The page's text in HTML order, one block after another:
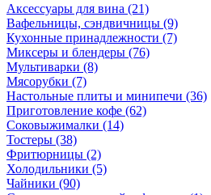
Аксессуары для вина (21)
Вафельницы, сэндвичницы (9)
Кухонные принадлежности (7)
Миксеры и блендеры (76)
Мультиварки (8)
Мясорубки (7)
Настольные плиты и минипечи (36)
Приготовление кофе (62)
Соковыжималки (14)
Тостеры (38)
Фритюрницы (2)
Холодильники (5)
Чайники (90)